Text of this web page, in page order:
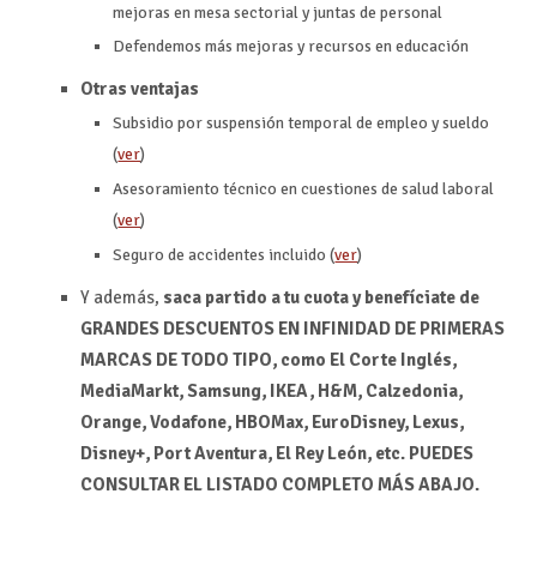
mejoras en mesa sectorial y juntas de personal
Defendemos más mejoras y recursos en educación
Otras ventajas
Subsidio por suspensión temporal de empleo y sueldo
(ver)
Asesoramiento técnico en cuestiones de salud laboral
(ver)
Seguro de accidentes incluido (ver)
Y además, saca partido a tu cuota y benefíciate de
GRANDES DESCUENTOS EN INFINIDAD DE PRIMERAS
MARCAS DE TODO TIPO, como El Corte Inglés,
MediaMarkt, Samsung, IKEA, H&M, Calzedonia,
Orange, Vodafone, HBOMax, EuroDisney, Lexus,
Disney+, Port Aventura, El Rey León, etc. PUEDES
CONSULTAR EL LISTADO COMPLETO MÁS ABAJO.